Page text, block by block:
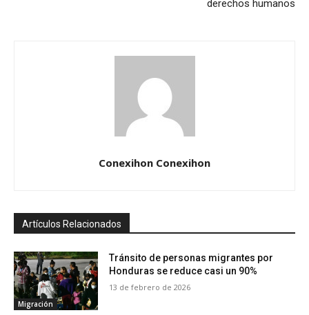
derechos humanos
Conexihon Conexihon
Artículos Relacionados
Migración
Tránsito de personas migrantes por
Honduras se reduce casi un 90%
13 de febrero de 2026